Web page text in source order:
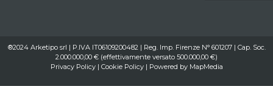
®2024 Arketipo srl | P.IVA IT06109200482 | Reg. Imp. Firenze N° 601207 | Cap. Soc.
2.000.000,00 € (effettivamente versato 500.000,00 €)
Privacy Policy| Cookie Policy| Powered by MapMedia